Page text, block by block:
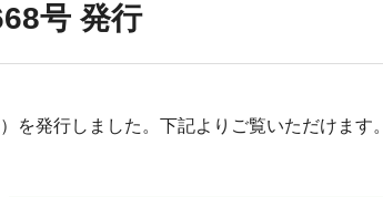
号 発行
を発行しました。下記よりご覧いただけます。